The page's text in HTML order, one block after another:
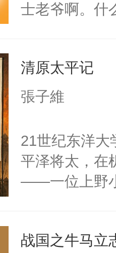
士老爷啊。什
清原太平记
張子維
21世纪东洋大
平泽将太，在
——一位上野
战国之牛马立